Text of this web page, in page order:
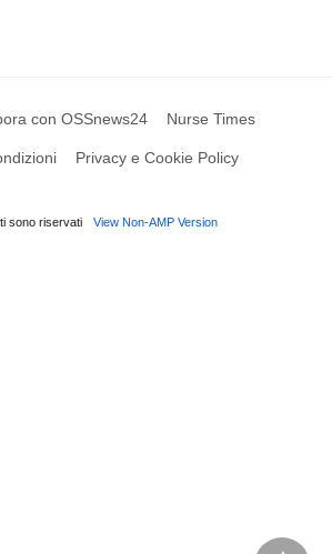
con OSSnews24 Nurse Times
Privacy e Cookie Policy
sono riservati View Non-AMP Version